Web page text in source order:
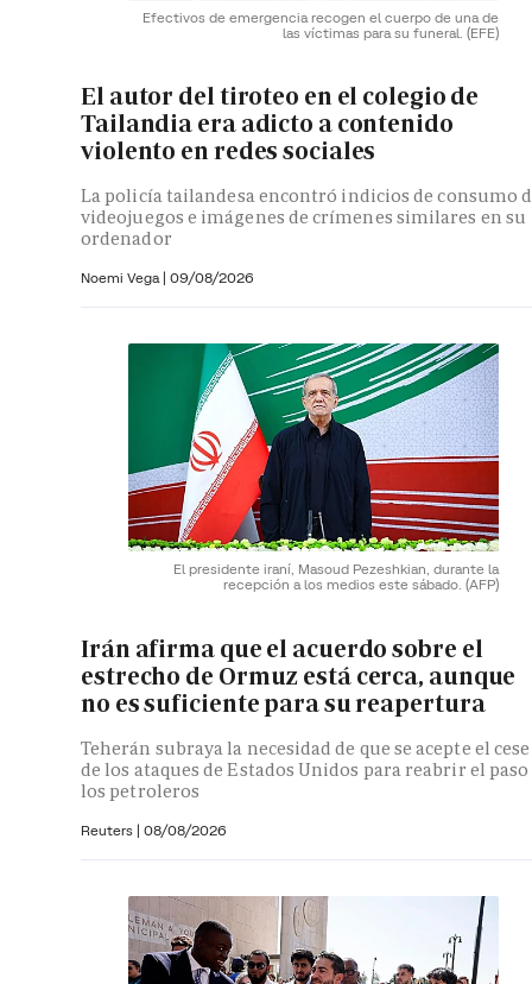
Efectivos de emergencia recogen el cuerpo de una de
las víctimas para su funeral. (EFE)
El autor del tiroteo en el colegio de
Tailandia era adicto a contenido
violento en redes sociales
La policía tailandesa encontró indicios de consumo
videojuegos e imágenes de crímenes similares en su
ordenador
Noemi Vega | 09/08/2026
El presidente iraní, Masoud Pezeshkian, durante la
recepción a los medios este sábado. (AFP)
Irán afirma que el acuerdo sobre el
estrecho de Ormuz está cerca, aunque
no es suficiente para su reapertura
Teherán subraya la necesidad de que se acepte el cese
de los ataques de Estados Unidos para reabrir el paso
los petroleros
Reuters | 08/08/2026